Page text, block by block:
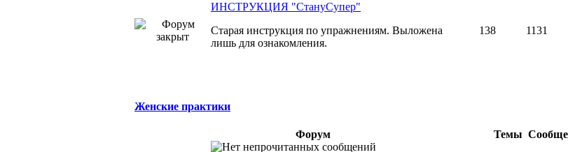
ИНСТРУКЦИЯ "СтануСупер"
Старая инструкция по упражнениям. Выложена
лишь для ознакомления.
138 1131
Женские практики
Форум Темы